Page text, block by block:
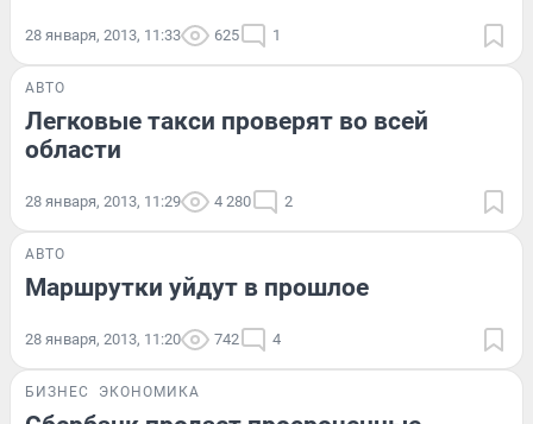
28 января, 2013, 11:33 625 1
АВТО
Легковые такси проверят во всей
области
28 января, 2013, 11:29 4 280 2
АВТО
Маршрутки уйдут в прошлое
28 января, 2013, 11:20 742 4
БИЗНЕС ЭКОНОМИКА